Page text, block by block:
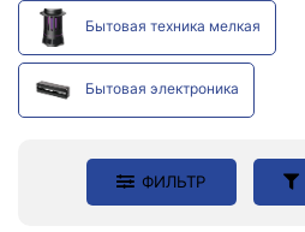
Бытовая техника мелкая
Бытовая электроника
ФИЛЬТР